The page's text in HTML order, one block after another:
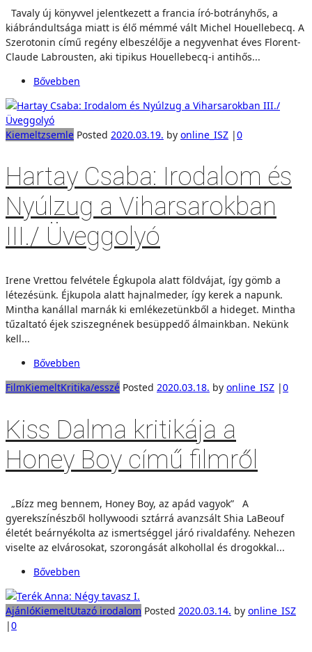
Tavaly új könyvvel jelentkezett a francia író-botrányhős, a
kiábrándultsága miatt is élő mémmé vált Michel Houellebecq. A
Szerotonin című regény elbeszélője a negyvenhat éves Florent-
Claude Labrousten, aki tipikus Houellebecq-i antihős...
Bővebben
Kiemeltzsemle Posted 2020.03.19. by online_ISZ |0
Hartay Csaba: Irodalom és
Nyúlzug a Viharsarokban
III./ Üveggolyó
Irene Vrettou felvétele Égkupola alatt földvájat, így gömb a
létezésünk. Éjkupola alatt hajnalmeder, így kerek a napunk.
Mintha kanállal marnák ki emlékezetünkből a hideget. Mintha
tűzaltató éjek sziszegnének besüppedő álmainkban. Nekünk
kell...
Bővebben
FilmKiemeltKritika/esszé Posted 2020.03.18. by online_ISZ |0
Kiss Dalma kritikája a
Honey Boy című filmről
„Bízz meg bennem, Honey Boy, az apád vagyok” A
gyerekszínészből hollywoodi sztárrá avanzsált Shia LaBeouf
életét beárnyékolta az ismertséggel járó rivaldafény. Nehezen
viselte az elvárosokat, szorongását alkohollal és drogokkal...
Bővebben
AjánlóKiemeltUtazó irodalom Posted 2020.03.14. by online_ISZ
|0